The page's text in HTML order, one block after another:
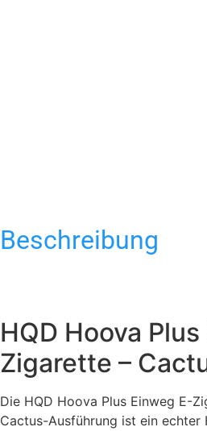
Beschreibung
HQD Hoova
Zigarette –
Die HQD Hoova Plus Einweg E-
Cactus-Ausführung ist ein